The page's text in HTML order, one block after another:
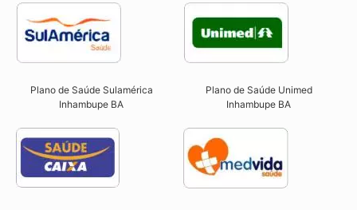
Plano de Saúde Sulamérica
Inhambupe BA
Plano de Saúde Unimed
Inhambupe BA